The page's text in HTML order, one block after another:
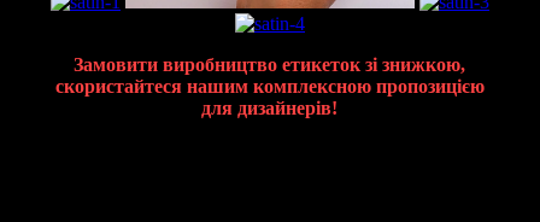
Замовити виробництво етикеток зі знижкою,
скористайтеся нашим комплексною пропозицією
для дизайнерів!